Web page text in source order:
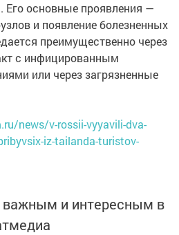
основные проявления —
и появление болезненных
преимущественно через
с инфицированным
или через загрязненные
news/v-rossii-vyyavili-dva-
iz-tailanda-turistov-
и интересным в